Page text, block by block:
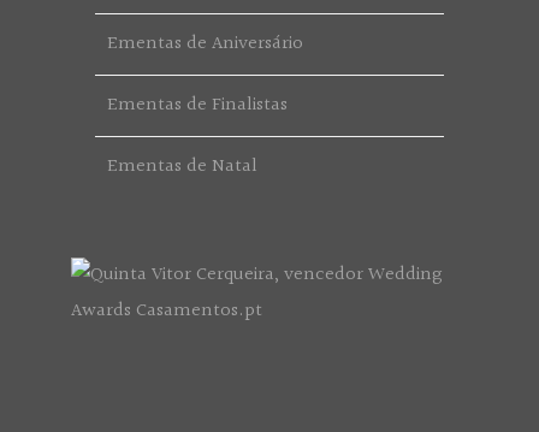
Ementas de Aniversário
Ementas de Finalistas
Ementas de Natal